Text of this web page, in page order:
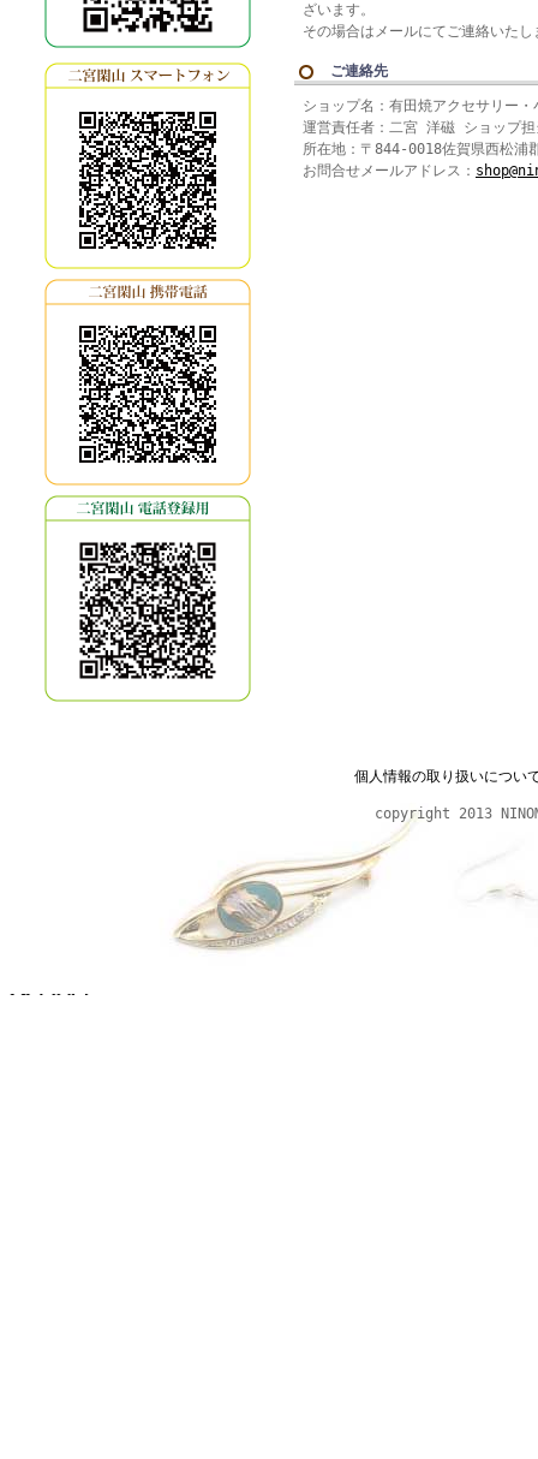
ざいます。
その場合はメールにてご連絡いたし
ご連絡先
ショップ名：有田焼アクセサリー
運営責任者：二宮 洋磁 ショップ
所在地：〒844-0018佐賀県西松浦
お問合せメールアドレス：
個人情報の取り扱いについ
copyright 2013